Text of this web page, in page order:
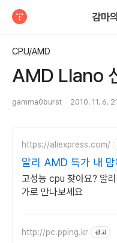
감마
CPU/AMD
AMD Llano
gamma0burst 2010. 11. 6.
https://aliexpress.com/
알리 AMD 특가 내
의 특가
고성능 cpu 찾아요? 알
가로 만나보세요
http://pc.pping.kr 광고